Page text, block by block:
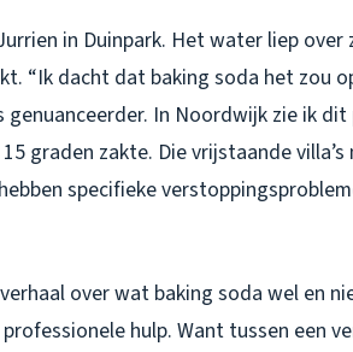
in Duinpark. Het water liep over
“Ik dacht dat baking soda het zou
In Noordwijk zie ik
graden zakte. Die vrijstaande
specifieke
over wat baking soda wel en
hulp. Want tussen een